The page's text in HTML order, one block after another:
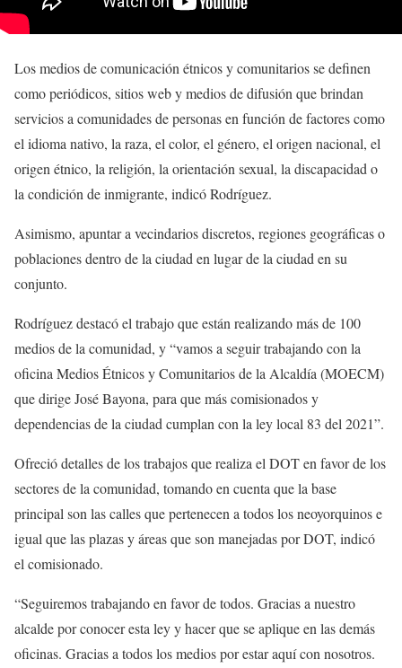
Los medios de comunicación étnicos y comunitarios se definen
como periódicos, sitios web y medios de difusión que brindan
servicios a comunidades de personas en función de factores como
el idioma nativo, la raza, el color, el género, el origen nacional, el
origen étnico, la religión, la orientación sexual, la discapacidad o
la condición de inmigrante, indicó Rodríguez.
Asimismo, apuntar a vecindarios discretos, regiones geográficas o
poblaciones dentro de la ciudad en lugar de la ciudad en su
conjunto.
Rodríguez destacó el trabajo que están realizando más de 100
medios de la comunidad, y “vamos a seguir trabajando con la
oficina Medios Étnicos y Comunitarios de la Alcaldía (MOECM)
que dirige José Bayona, para que más comisionados y
dependencias de la ciudad cumplan con la ley local 83 del 2021”.
Ofreció detalles de los trabajos que realiza el DOT en favor de los
sectores de la comunidad, tomando en cuenta que la base
principal son las calles que pertenecen a todos los neoyorquinos e
igual que las plazas y áreas que son manejadas por DOT, indicó
el comisionado.
“Seguiremos trabajando en favor de todos. Gracias a nuestro
alcalde por conocer esta ley y hacer que se aplique en las demás
oficinas. Gracias a todos los medios por estar aquí con nosotros.